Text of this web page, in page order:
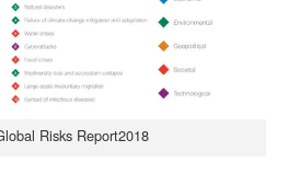
Risks Report2018